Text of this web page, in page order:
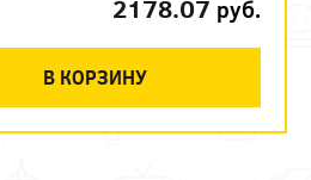
2178.07 руб.
В КОРЗИНУ